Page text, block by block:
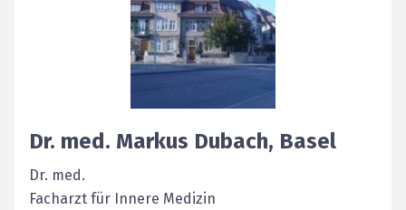
Dr. med. Markus Dubach, Basel
Dr. med.
Facharzt für Innere Medizin